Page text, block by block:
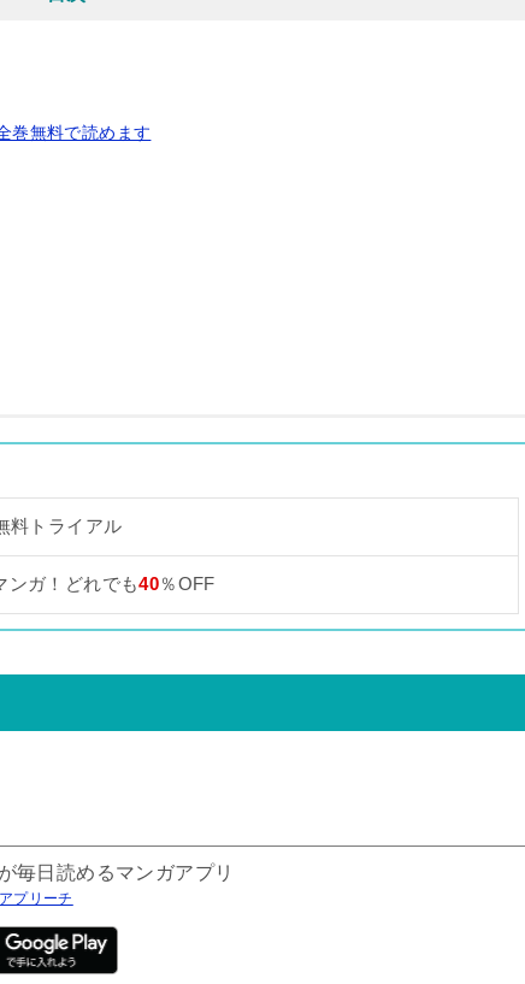
巻無料で読めます
料トライアル
ンガ！どれでも40％OFF
毎日読めるマンガアプリ
アプリーチ